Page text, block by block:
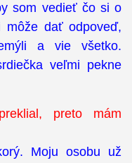
som vedieť čo si o
dať odpoveď,
a vie všetko.
veľmi pekne
preto mám
Moju osobu už